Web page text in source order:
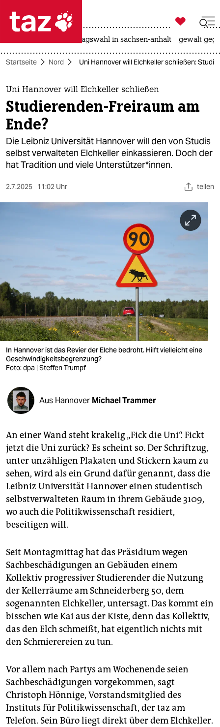
 taz zahl ich
taz zahl ich
themen
politik
öko
gesellschaft
sport
verlag
verlag
veranstaltungen
shop
fragen & hilfe
unterstützen
abo
epaper login

taz zahl ich
landtagswahl in sachsen-anhalt gewalt
Startseite Nord Uni Hannover will Elchkeller schließen:
Uni Hannover will Elchkeller schließen
Studierenden-Freiraum am
Ende?
Die Leibniz Universität Hannover will den von Studis
selbst verwalteten Elchkeller einkassieren. Doch der
hat Tradition und viele Unterstützer*innen.
2.7.2025 11:02 Uhr teilen
In Hannover ist das Revier der Elche bedroht. Hilft vielleicht eine
Geschwindigkeitsbegrenzung?
Foto: dpa | Steffen Trumpf
Aus Hannover Michael Trammer
An einer Wand steht krakelig „Fick die Uni“. Fickt
jetzt die Uni zurück? Es scheint so. Der Schriftzug,
unter unzähligen Plakaten und Stickern kaum zu
sehen, wird als ein Grund dafür genannt, dass die
Leibniz Universität Hannover einen studentisch
selbstverwalteten Raum in ihrem Gebäude 3109,
wo auch die Politikwissenschaft residiert,
beseitigen will.
Seit Montagmittag hat das Präsidium wegen
Sachbeschädigungen an Gebäuden einem
Kollektiv progressiver Studierender die Nutzung
der Kellerräume am Schneiderberg 50, dem
sogenannten Elchkeller, untersagt. Das kommt ein
bisschen wie Kai aus der Kiste, denn das Kollektiv,
das den Elch schmeißt, hat eigentlich nichts mit
den Schmierereien zu tun.
Vor allem nach Partys am Wochenende seien
Sachbeschädigungen vorgekommen, sagt
Christoph Hönnige, Vorstandsmitglied des
Instituts für Politikwissenschaft, der taz am
Telefon. Sein Büro liegt direkt über dem Elchkeller.